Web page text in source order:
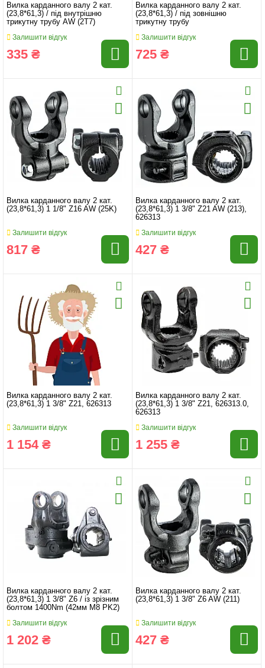
Вилка карданного валу 2 кат.
(23,8*61,3) / під внутрішню
трикутну трубу AW (2T7)
Залишити відгук
335 ₴
Вилка карданного валу 2 кат.
(23,8*61,3) / під зовнішню
трикутну трубу
Залишити відгук
725 ₴
Вилка карданного валу 2 кат.
(23,8*61,3) 1 1/8" Z16 AW (25K)
Залишити відгук
817 ₴
Вилка карданного валу 2 кат.
(23,8*61,3) 1 3/8" Z21 AW (213),
626313
Залишити відгук
427 ₴
Вилка карданного валу 2 кат.
(23,8*61,3) 1 3/8" Z21, 626313
Залишити відгук
1 154 ₴
Вилка карданного валу 2 кат.
(23,8*61,3) 1 3/8" Z21, 626313.0,
626313
Залишити відгук
1 255 ₴
Вилка карданного валу 2 кат.
(23,8*61,3) 1 3/8" Z6 / із зрізним
болтом 1400Nm (42мм М8 PK2)
Залишити відгук
1 202 ₴
Вилка карданного валу 2 кат.
(23,8*61,3) 1 3/8" Z6 AW (211)
Залишити відгук
427 ₴